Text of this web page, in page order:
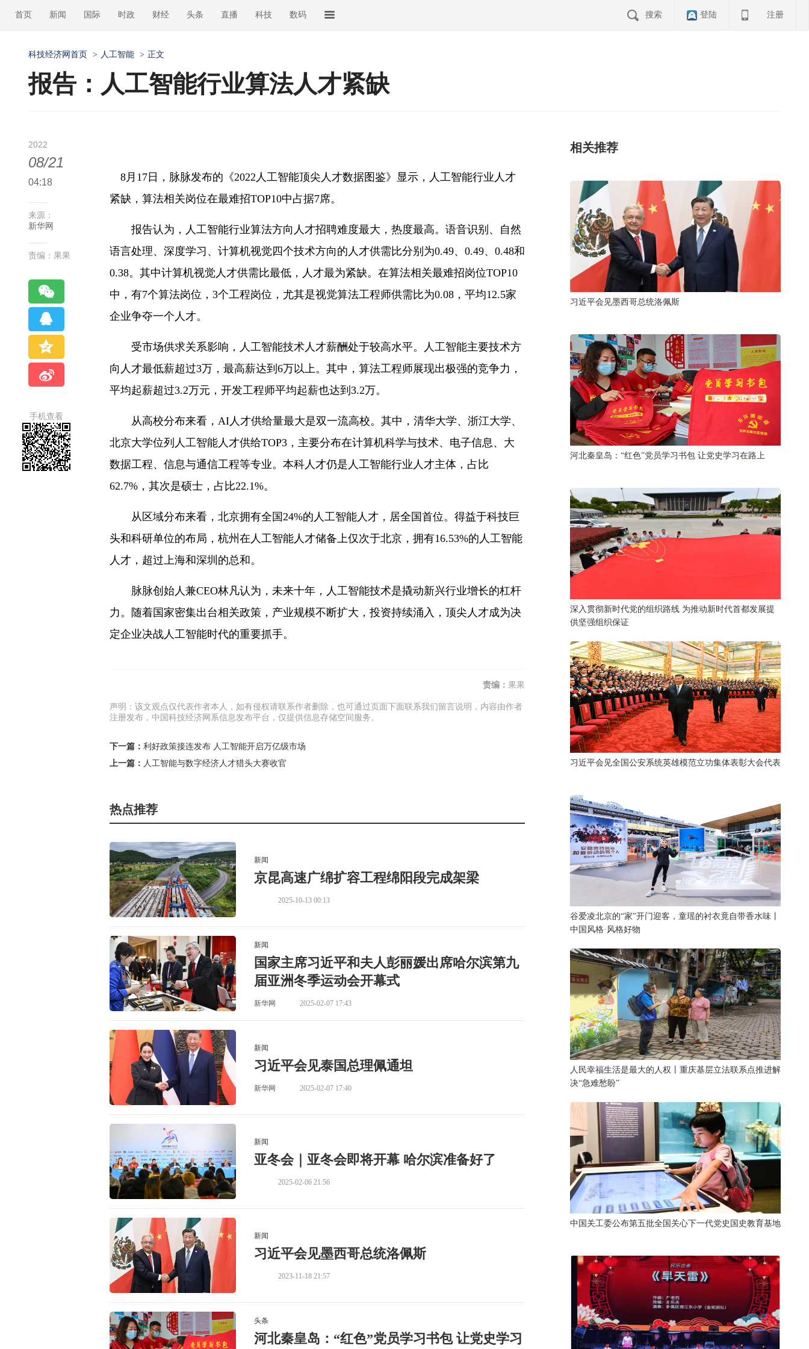
首页 新闻 国际 时政 财经 头条 直播 科技 数码 搜索 登陆 注册
科技经济网首页 > 人工智能 > 正文
报告：人工智能行业算法人才紧缺
2022
08/21
04:18
来源：
新华网
责编：果果
手机查看
8月17日，脉脉发布的《2022人工智能顶尖人才数据图鉴》显示，人工智能行业人才
紧缺，算法相关岗位在最难招TOP10中占据7席。
报告认为，人工智能行业算法方向人才招聘难度最大，热度最高。语音识别、自然
语言处理、深度学习、计算机视觉四个技术方向的人才供需比分别为0.49、0.49、0.48和
0.38。其中计算机视觉人才供需比最低，人才最为紧缺。在算法相关最难招岗位TOP10
中，有7个算法岗位，3个工程岗位，尤其是视觉算法工程师供需比为0.08，平均12.5家
企业争夺一个人才。
受市场供求关系影响，人工智能技术人才薪酬处于较高水平。人工智能主要技术方
向人才最低薪超过3万，最高薪达到6万以上。其中，算法工程师展现出极强的竞争力，
平均起薪超过3.2万元，开发工程师平均起薪也达到3.2万。
从高校分布来看，AI人才供给量最大是双一流高校。其中，清华大学、浙江大学、
北京大学位列人工智能人才供给TOP3，主要分布在计算机科学与技术、电子信息、大
数据工程、信息与通信工程等专业。本科人才仍是人工智能行业人才主体，占比
62.7%，其次是硕士，占比22.1%。
从区域分布来看，北京拥有全国24%的人工智能人才，居全国首位。得益于科技巨
头和科研单位的布局，杭州在人工智能人才储备上仅次于北京，拥有16.53%的人工智能
人才，超过上海和深圳的总和。
脉脉创始人兼CEO林凡认为，未来十年，人工智能技术是撬动新兴行业增长的杠杆
力。随着国家密集出台相关政策，产业规模不断扩大，投资持续涌入，顶尖人才成为决
定企业决战人工智能时代的重要抓手。
责编： 果果
声明：该文观点仅代表作者本人，如有侵权请联系作者删除，也可通过页面下面联系我们留言说明，内容由作者
注册发布，中国科技经济网系信息发布平台，仅提供信息存储空间服务。
下一篇： 利好政策接连发布 人工智能开启万亿级市场
上一篇： 人工智能与数字经济人才猎头大赛收官
热点推荐
新闻
京昆高速广绵扩容工程绵阳段完成架梁
2025-10-13 00:13
新闻
国家主席习近平和夫人彭丽媛出席哈尔滨第九
届亚洲冬季运动会开幕式
新华网 2025-02-07 17:43
新闻
习近平会见泰国总理佩通坦
新华网 2025-02-07 17:40
新闻
亚冬会｜亚冬会即将开幕 哈尔滨准备好了
2025-02-06 21:56
新闻
习近平会见墨西哥总统洛佩斯
2023-11-18 21:57
头条
河北秦皇岛：“红色”党员学习书包 让党史学习
相关推荐
习近平会见墨西哥总统洛佩斯
河北秦皇岛：“红色”党员学习书包 让党史学习在路上
深入贯彻新时代党的组织路线 为推动新时代首都发展提
供坚强组织保证
习近平会见全国公安系统英雄模范立功集体表彰大会代表
谷爱凌北京的“家”开门迎客，童瑶的衬衣竟自带香水味丨
中国风格·风格好物
人民幸福生活是最大的人权丨重庆基层立法联系点推进解
决“急难愁盼”
中国关工委公布第五批全国关心下一代党史国史教育基地